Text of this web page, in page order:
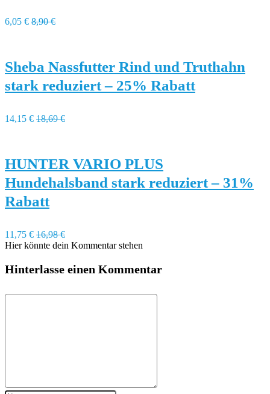
6,05 € 8,90 €
Sheba Nassfutter Rind und Truthahn
stark reduziert – 25% Rabatt
14,15 € 18,69 €
HUNTER VARIO PLUS
Hundehalsband stark reduziert – 31%
Rabatt
11,75 € 16,98 €
Hier könnte dein Kommentar stehen
Hinterlasse einen Kommentar